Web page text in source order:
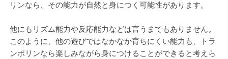
リンなら、その能力が自然と身につく可能性があります。
他にもリズム能力や反応能力などは言うまでもありません。
このように、他の遊びではなかなか育ちにくい能力も、トラ
ンポリンなら楽しみながら身につけることができると考えら